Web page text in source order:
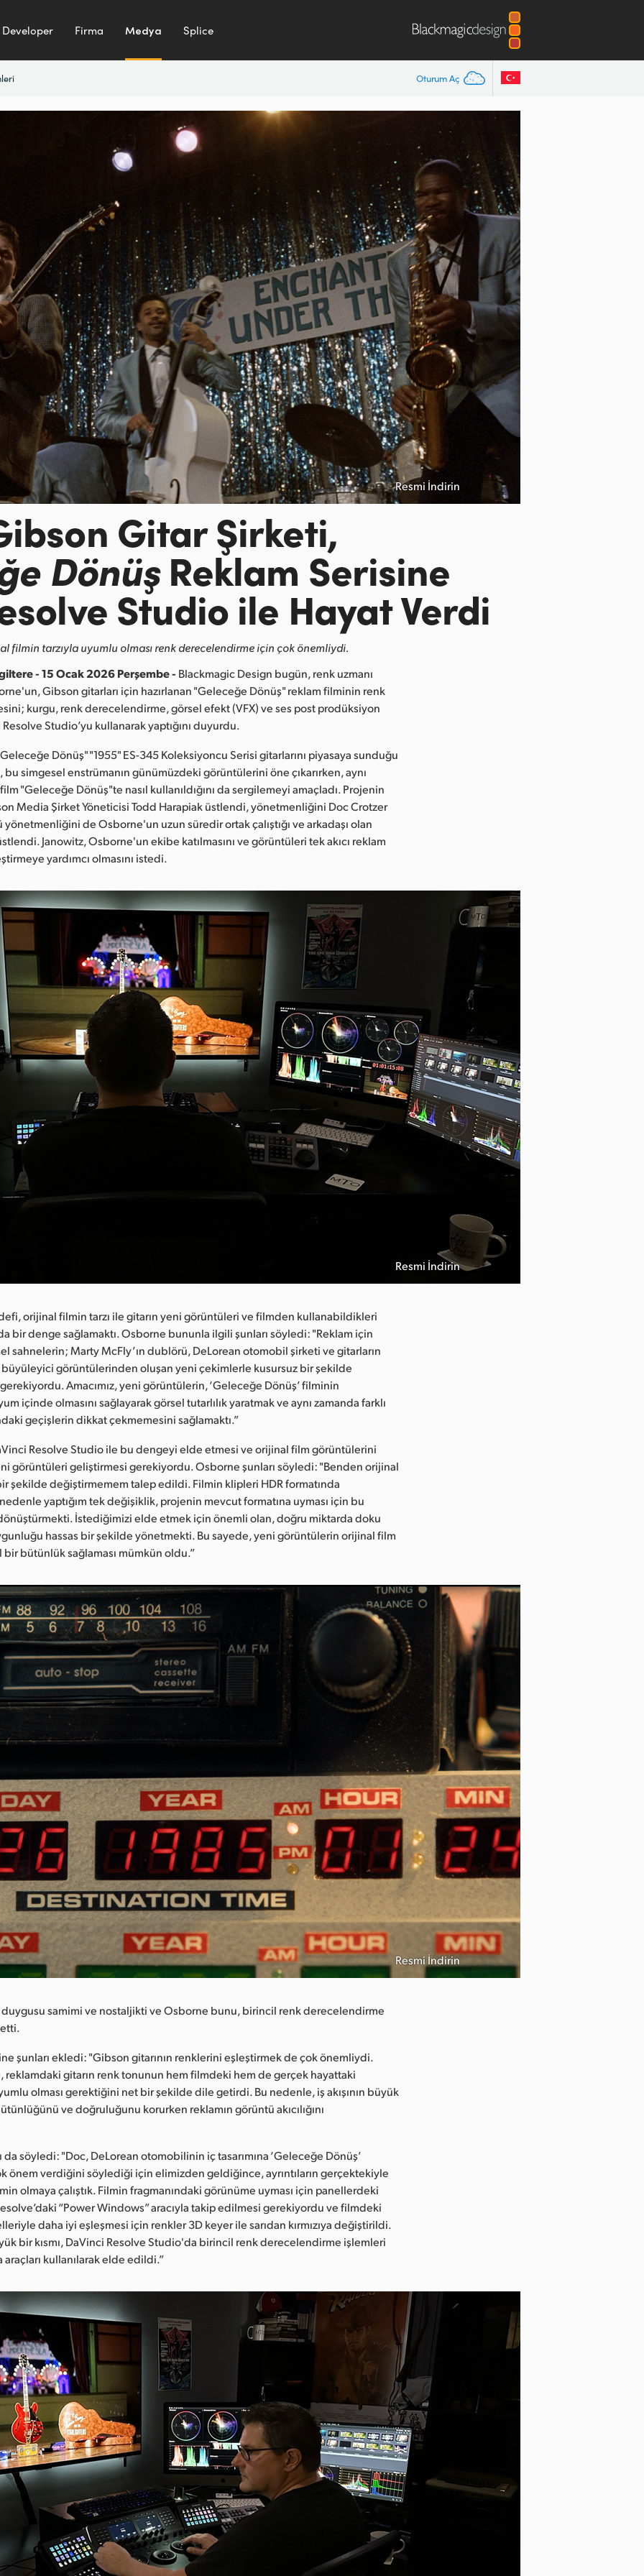
Developer Firma Medya Splice
Oturum Aç
Resmi İndirin
Gitar Şirketi,
DönüşReklam Serisine
Studio ile Hayat Verdi
filmin tarzıyla uyumlu olması renk derecelendirme için çok önemliydi.
- 15 Ocak 2026 Perşembe - Blackmagic Design bugün, renk uzmanı
Gibson gitarları için hazırlanan "Geleceğe Dönüş" reklam filminin renk
kurgu, renk derecelendirme, görsel efekt (VFX) ve ses post prodüksiyon
Resolve Studio’yu kullanarak yaptığını duyurdu.
Dönüş" "1955" ES-345 Koleksiyoncu Serisi gitarlarını piyasaya sunduğu
simgesel enstrümanın günümüzdeki görüntülerini öne çıkarırken, aynı
"Geleceğe Dönüş"te nasıl kullanıldığını da sergilemeyi amaçladı. Projenin
Media Şirket Yöneticisi Todd Harapiak üstlendi, yönetmenliğini Doc Crotzer
yönetmenliğini de Osborne'un uzun süredir ortak çalıştığı ve arkadaşı olan
Janowitz, Osborne'un ekibe katılmasını ve görüntüleri tek akıcı reklam
yardımcı olmasını istedi.
Resmi İndirin
orijinal filmin tarzı ile gitarın yeni görüntüleri ve filmden kullanabildikleri
bir denge sağlamaktı. Osborne bununla ilgili şunları söyledi: "Reklam için
sahnelerin; Marty McFly’ın dublörü, DeLorean otomobil şirketi ve gitarların
görüntülerinden oluşan yeni çekimlerle kusursuz bir şekilde
Amacımız, yeni görüntülerin, ‘Geleceğe Dönüş’ filminin
içinde olmasını sağlayarak görsel tutarlılık yaratmak ve aynı zamanda farklı
geçişlerin dikkat çekmemesini sağlamaktı.”
Resolve Studio ile bu dengeyi elde etmesi ve orijinal film görüntülerini
görüntüleri geliştirmesi gerekiyordu. Osborne şunları söyledi: "Benden orijinal
şekilde değiştirmemem talep edildi. Filmin klipleri HDR formatında
yaptığım tek değişiklik, projenin mevcut formatına uyması için bu
İstediğimizi elde etmek için önemli olan, doğru miktarda doku
hassas bir şekilde yönetmekti. Bu sayede, yeni görüntülerin orijinal film
bütünlük sağlaması mümkün oldu.”
Resmi İndirin
duygusu samimi ve nostaljikti ve Osborne bunu, birincil renk derecelendirme
şunları ekledi: "Gibson gitarının renklerini eşleştirmek de çok önemliydi.
reklamdaki gitarın renk tonunun hem filmdeki hem de gerçek hayattaki
olması gerektiğini net bir şekilde dile getirdi. Bu nedenle, iş akışının büyük
ve doğruluğunu korurken reklamın görüntü akıcılığını
da söyledi: "Doc, DeLorean otomobilinin iç tasarımına ‘Geleceğe Dönüş’
önem verdiğini söylediği için elimizden geldiğince, ayrıntıların gerçektekiyle
olmaya çalıştık. Filmin fragmanındaki görünüme uyması için panellerdeki
“Power Windows” aracıyla takip edilmesi gerekiyordu ve filmdeki
daha iyi eşleşmesi için renkler 3D keyer ile sarıdan kırmızıya değiştirildi.
bir kısmı, DaVinci Resolve Studio'da birincil renk derecelendirme işlemleri
araçları kullanılarak elde edildi.”